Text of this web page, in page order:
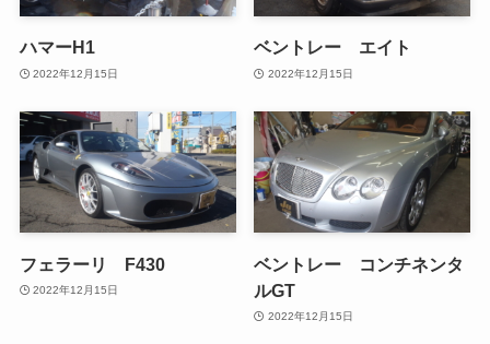
ハマーH1
2022年12月15日
ベントレー エイト
2022年12月15日
フェラーリ F430
2022年12月15日
ベントレー コンチネンタ
ルGT
2022年12月15日